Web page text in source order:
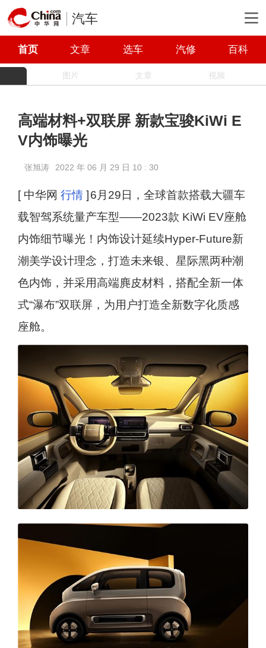
汽车
首页 文章 选车 汽修 百科
图片 文章 视频
高端材料+双联屏 新款宝骏KiWi E
V内饰曝光
张旭涛 2022 年 06 月 29 日 10 : 30
[ 中华网 行情] 6月29日，全球首款搭载大疆车
载智驾系统量产车型——2023款 KiWi EV座舱
内饰细节曝光！内饰设计延续Hyper-Future新
潮美学设计理念，打造未来银、星际黑两种潮
色内饰，并采用高端麂皮材料，搭配全新一体
式“瀑布”双联屏，为用户打造全新数字化质感
座舱。